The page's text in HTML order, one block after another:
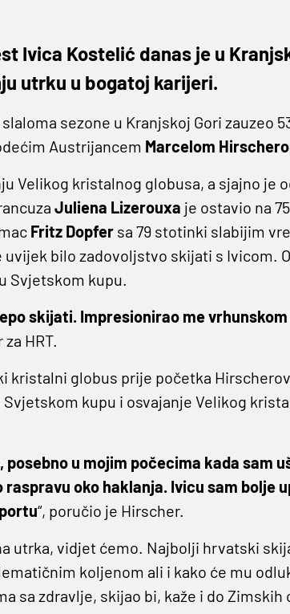
Ivica Kostelić danas je u
utrku u bogatoj karijeri.
sezone u Kranjskoj Gori zauzeo
Austrijancem Marcelom
Velikog kristalnog globusa, a sjajno je
Juliena Lizerouxa je ostavio na
Fritz Dopfersa 79 stotinki slabijim
uvijek bilo zadovoljstvo skijati s Ivicom.
Svjetskom kupu.
skijati. Impresionirao me
HRT.
kristalni globus prije početka
kupu i osvajanje Velikog
u mojim počecima kada sam
oko haklanja. Ivicu sam bolje
“, poručio je Hirscher.
utrka, vidjet ćemo. Najbolji hrvatski
koljenom ali i kako će mu
sa zdravlje, skijao bi, kaže i do